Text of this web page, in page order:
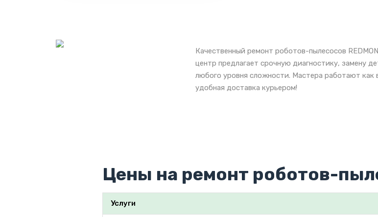
Качественный ремонт роботов-пылесосов
центр предлагает срочную диагностику, замену
любого уровня сложности. Мастера работают
удобная доставка курьером!
Цены на ремонт роботов-
Услуги